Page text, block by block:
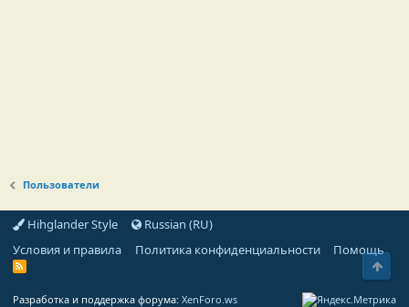
Пользователи
Hihglander Style
Russian (RU)
Условия и правила
Политика конфиденциальности Помощь
R
Разработка и поддержка форума: XenForo.ws